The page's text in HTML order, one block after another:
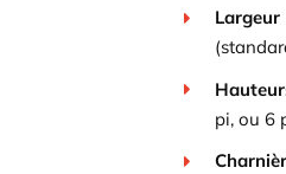
Largeur
pi, ou 6